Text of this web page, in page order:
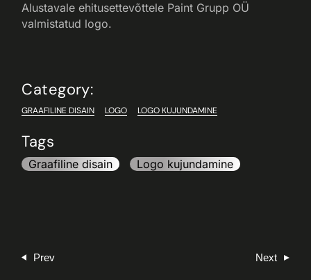
Alustavale ehitusettevõttele Paint Grupp OÜ
valmistatud logo.
Category:
GRAAFILINE DISAIN LOGO LOGO KUJUNDAMINE
Tags
Graafiline disain Logo kujundamine
Prev Next